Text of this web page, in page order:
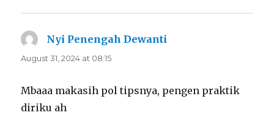
Nyi Penengah Dewanti
August 31, 2024 at 08:15
Mbaaa makasih pol tipsnya, pengen praktik
diriku ah